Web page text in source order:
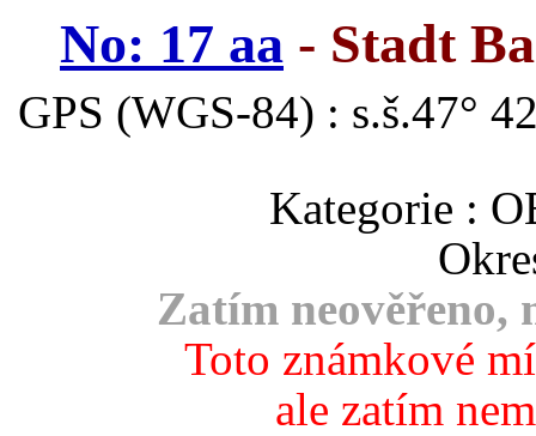
No: 17 aa - Stadt
GPS (WGS-84) : s.š.47°
Kategorie :
Zatím
Toto známkové
ale zatím